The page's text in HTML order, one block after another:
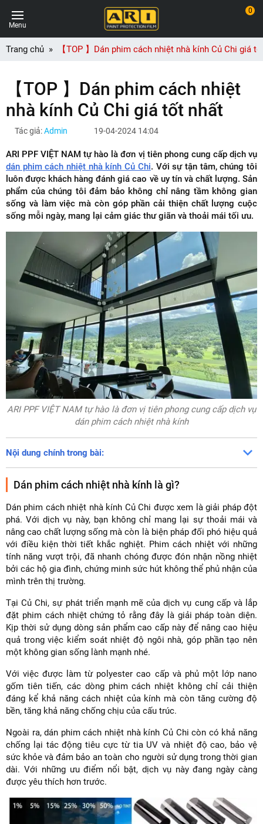
Menu
0
Trang chủ 【TOP 】Dán phim cách nhiệt nhà kính Củ Chi giá
【TOP 】Dán phim cách nhiệt
nhà kính Củ Chi giá tốt nhất
Tác giả:Admin 19-04-2024 14:04
ARI PPF VIỆT NAM tự hào là đơn vị tiên phong cung cấp dịch vụ
dán phim cách nhiệt nhà kính Củ Chi. Với sự tận tâm, chúng tôi
luôn được khách hàng đánh giá cao về uy tín và chất lượng. Sản
phẩm của chúng tôi đảm bảo không chỉ nâng tầm không gian
sống và làm việc mà còn góp phần cải thiện chất lượng cuộc
sống mỗi ngày, mang lại cảm giác thư giãn và thoải mái tối ưu.
ARI PPF VIỆT NAM tự hào là đơn vị tiên phong cung cấp dịch vụ
dán phim cách nhiệt nhà kính
Nội dung chính trong bài:
Dán phim cách nhiệt nhà kính là gì?
Dán phim cách nhiệt nhà kính Củ Chi được xem là giải pháp đột
phá. Với dịch vụ này, bạn không chỉ mang lại sự thoải mái và
nâng cao chất lượng sống mà còn là biện pháp đối phó hiệu quả
với điều kiện thời tiết khắc nghiệt. Phim cách nhiệt với những
tính năng vượt trội, đã nhanh chóng được đón nhận nồng nhiệt
bởi các hộ gia đình, chứng minh sức hút không thể phủ nhận của
mình trên thị trường.
Tại Củ Chi, sự phát triển mạnh mẽ của dịch vụ cung cấp và lắp
đặt phim cách nhiệt chứng tỏ rằng đây là giải pháp toàn diện.
Kịp thời sử dụng dòng sản phẩm cao cấp này để nâng cao hiệu
quả trong việc kiểm soát nhiệt độ ngôi nhà, góp phần tạo nên
một không gian sống lành mạnh nhé.
Với việc được làm từ polyester cao cấp và phủ một lớp nano
gốm tiên tiến, các dòng phim cách nhiệt không chỉ cải thiện
đáng kể khả năng cách nhiệt của kính mà còn tăng cường độ
bền, tăng khả năng chống chịu của cấu trúc.
Ngoài ra, dán phim cách nhiệt nhà kính Củ Chi còn có khả năng
chống lại tác động tiêu cực từ tia UV và nhiệt độ cao, bảo vệ
sức khỏe và đảm bảo an toàn cho người sử dụng trong thời gian
dài. Với những ưu điểm nổi bật, dịch vụ này đang ngày càng
được yêu thích hơn trước.